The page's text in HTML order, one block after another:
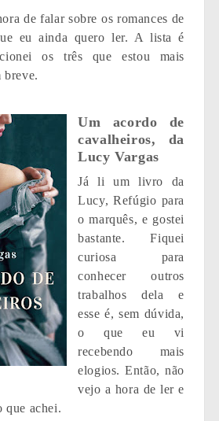
de falar sobre os romances de
eu ainda quero ler. A lista é
os três que estou mais
breve.
Um acordo de
cavalheiros, da
Lucy Vargas
Já li um livro da
Lucy, Refúgio para
o marquês, e gostei
bastante. Fiquei
curiosa para
conhecer outros
trabalhos dela e
esse é, sem dúvida,
o que eu vi
recebendo mais
elogios. Então, não
vejo a hora de ler e
que achei.